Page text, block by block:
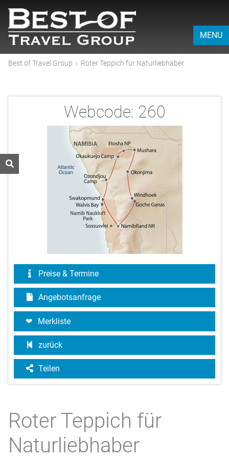
MENU
Best of Travel Group › Roter Teppich für Naturliebhaber
Webcode: 260
Preise & Termine
Angebotsanfrage
Merkliste
zurück
Teilen
Roter Teppich für
Naturliebhaber